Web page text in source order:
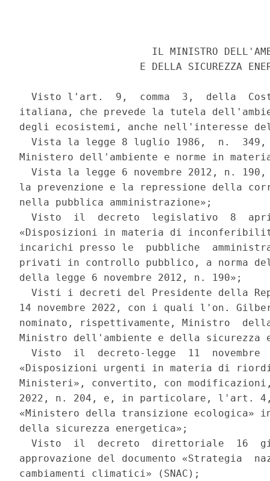
IL MINISTRO
E DELLA SICUREZZA
Visto l'art.  9,  comma  3,  della
italiana, che prevede la tutela
degli ecosistemi, anche nell'interesse
Vista la legge 8 luglio 1986,  n.
Ministero dell'ambiente e norme in
Vista la legge 6 novembre 2012, n.
la prevenzione e la repressione della
nella pubblica amministrazione»;
Visto  il  decreto  legislativo  8
«Disposizioni in materia di
incarichi presso le  pubbliche
privati in controllo pubblico, a norma
della legge 6 novembre 2012, n. 190»;
Visti i decreti del Presidente della
14 novembre 2022, con i quali l'on.
nominato, rispettivamente, Ministro
Ministro dell'ambiente e della sicurezza
Visto  il  decreto-legge  11  novembre
«Disposizioni urgenti in materia di
Ministeri», convertito, con
2022, n. 204, e, in particolare, l'art.
«Ministero della transizione ecologica»
della sicurezza energetica»;
Visto  il  decreto  direttoriale  16
approvazione del documento «Strategia
cambiamenti climatici» (SNAC);